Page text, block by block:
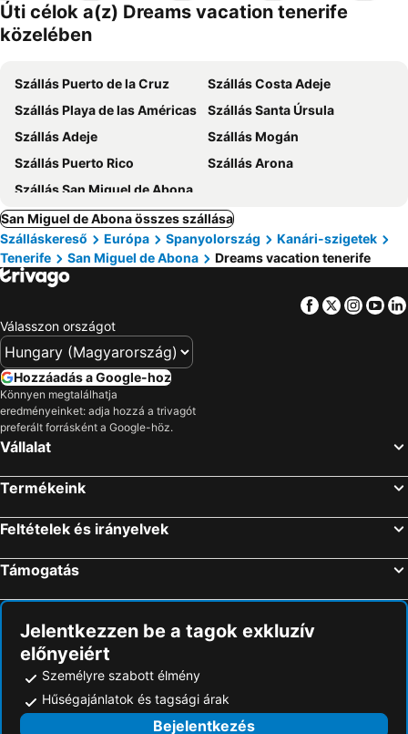
Úti célok a(z) Dreams vacation tenerife
közelében
Szállás Puerto de la Cruz
Szállás Costa Adeje
Szállás Playa de las Américas
Szállás Santa Úrsula
Szállás Adeje
Szállás Mogán
Szállás Puerto Rico
Szállás Arona
Szállás San Miguel de Abona
San Miguel de Abona összes szállása
Szálláskereső
Európa Spanyolország
Kanári-szigetek
Tenerife
San Miguel de Abona Dreams vacation tenerife
Facebook
Twitter
Válasszon országot
Hozzáadás a Google-hoz
Könnyen megtalálhatja
eredményeinket: adja hozzá a trivagót
preferált forrásként a Google-höz.
Vállalat
Termékeink
Feltételek és irányelvek
Támogatás
Jelentkezzen be a tagok exkluzív
előnyeiért
Személyre szabott élmény
Hűségajánlatok és tagsági árak
Bejelentkezés